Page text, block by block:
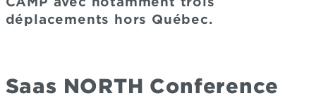
déplacements hors Québec.
Saas NORTH Conference